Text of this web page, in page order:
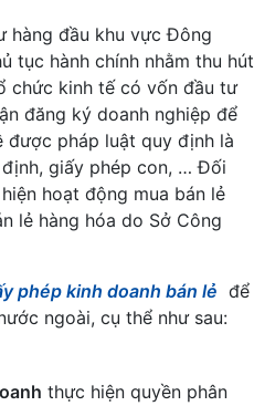
hàng đầu khu vực Đông
tục hành chính nhằm thu hút
chức kinh tế có vốn đầu tư
đăng ký doanh nghiệp để
được pháp luật quy định là
giấy phép con, … Đối
hoạt động mua bán lẻ
lẻ hàng hóa do Sở Công
phép kinh doanh bán lẻ để
ngoài, cụ thể như sau:
thực hiện quyền phân